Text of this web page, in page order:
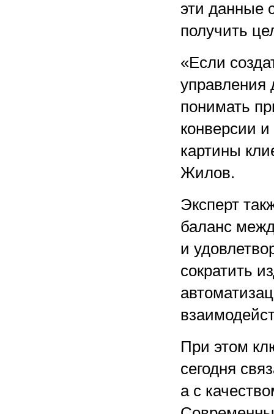
эти данные
получить
«Если
управления
понимать
конверсии
картины
Жилов.
Эксперт
баланс
и
сократить
При этом
сегодня
а с